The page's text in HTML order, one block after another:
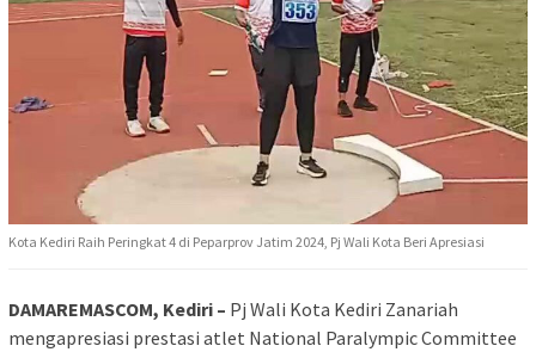
Kota Kediri Raih Peringkat 4 di Peparprov Jatim 2024, Pj Wali Kota Beri Apresiasi
DAMAREMASCOM, Kediri – Pj Wali Kota Kediri Zanariah
mengapresiasi prestasi atlet National Paralympic Committee